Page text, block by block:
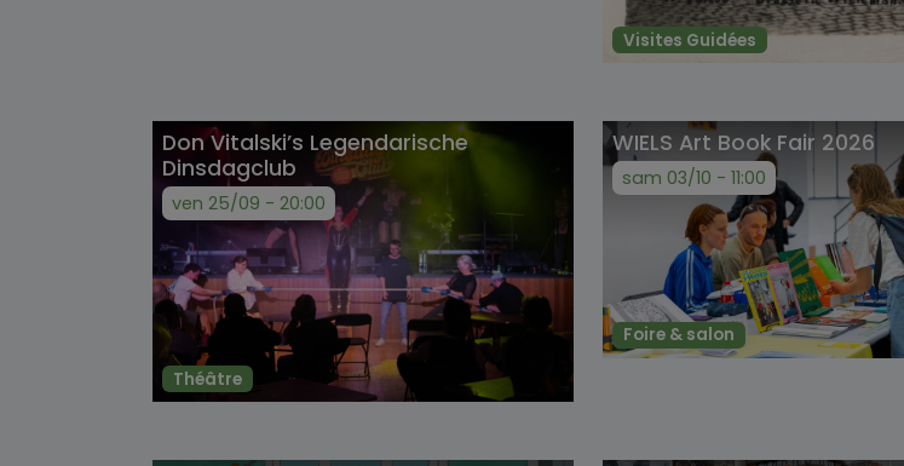
Visites Guidées
Don Vitalski’s Legendarische
Dinsdagclub
ven 25/09 - 20:00
Théâtre
WIELS Art Book Fair 2026
sam 03/10 - 11:00
Foire & salon